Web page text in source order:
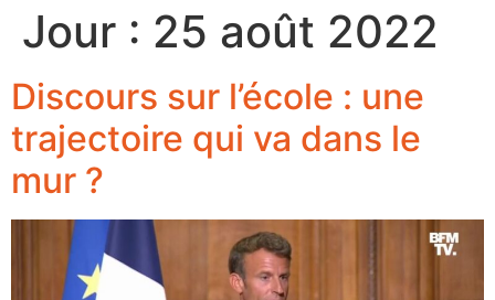
Jour : 25 août 2022
Discours sur l’école : une
trajectoire qui va dans le
mur ?